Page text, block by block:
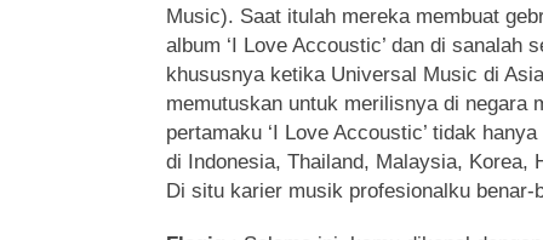
Music). Saat itulah mereka membuat
album ‘I Love Accoustic’ dan di sanalah
khususnya ketika Universal Music di
memutuskan untuk merilisnya di negara
pertamaku ‘I Love Accoustic’ tidak
di Indonesia, Thailand, Malaysia, Korea,
Di situ karier musik profesionalku benar-